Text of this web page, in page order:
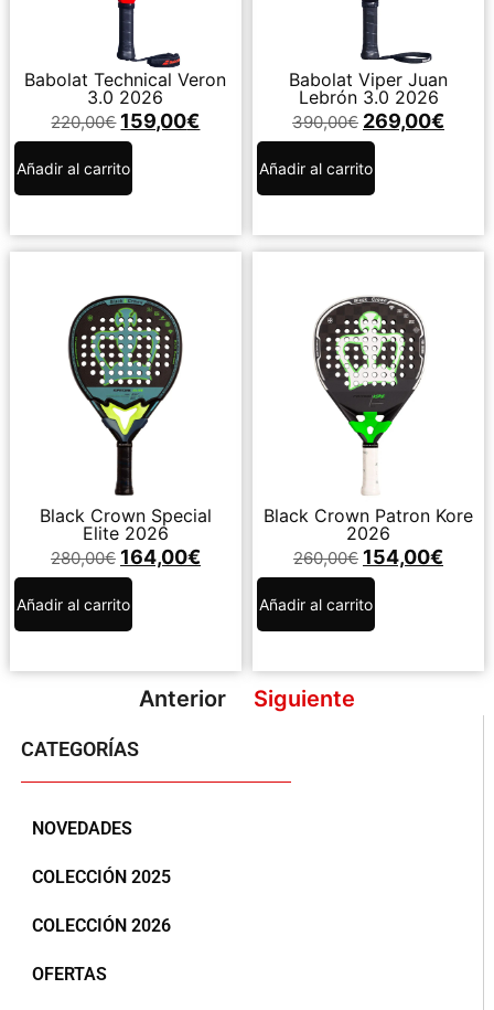
CATEGORÍAS
NOVEDADES
COLECCIÓN 2025
COLECCIÓN 2026
OFERTAS
Babolat Technical Veron
3.0 2026
220,00€ 159,00€
Añadir al carrito
Babolat Viper Juan
Lebrón 3.0 2026
390,00€ 269,00€
Añadir al carrito
Black Crown Special
Elite 2026
280,00€ 164,00€
Añadir al carrito
Black Crown Patron Kore
2026
260,00€ 154,00€
Añadir al carrito
Anterior Siguiente